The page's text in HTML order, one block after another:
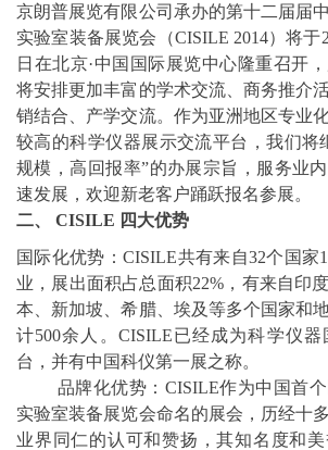
京朗普展览有限公司承办的第十二届届
实验室装备展览会（CISILE 2014）将于
日在北京·中国国际展览中心隆重召开
将安排更加丰富的学术交流、商务推介
销结合、产学交流。作为亚洲地区专业
较高的科学仪器展示交流平台，我们将
规模，高回报率”的办展宗旨，服务业
速发展，欢迎新老客户踊跃报名参展。
二、 CISILE 四大优势
国际化优势：CISILE共有来自32个国家
业，展出面积占总面积22%，有来自印
本、新加坡、希腊、埃及等多个国家和
计500余人。CISILE已经成为科学仪
台，并有中国科仪第一展之称。
品牌化优势：CISILE作为中国首个
实验室装备展览会命名的展会，历经十
业界同仁的认可和赞扬，其知名度和